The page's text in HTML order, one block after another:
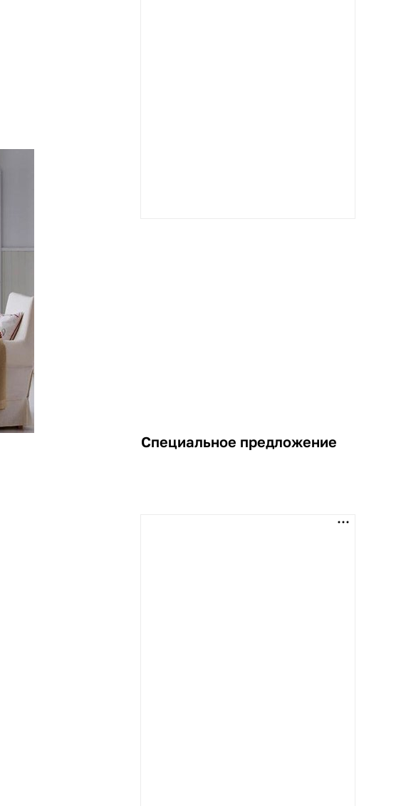
Специальное предложение